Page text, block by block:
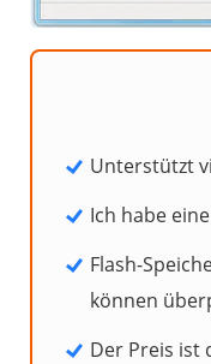
Unterstützt
Ich habe
Flash-
können
Der Preis ist